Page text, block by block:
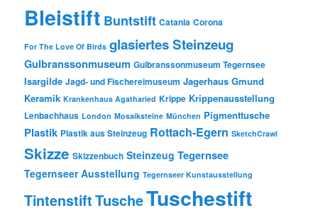
Bleistift Buntstift Catania Corona
For The Love Of Birds glasiertes Steinzeug
Gulbranssonmuseum Gulbranssonmuseum Tegernsee
Isargilde Jagd- und Fischereimuseum Jagerhaus Gmund
Keramik Krankenhaus Agatharied Krippe Krippenausstellung
Lenbachhaus London Mosaiksteine München Pigmenttusche
Plastik Plastik aus Steinzeug Rottach-Egern SketchCrawl
Skizze Skizzenbuch Steinzeug Tegernsee
Tegernseer Ausstellung Tegernseer Kunstausstellung
TintenstiftTuscheTuschestift